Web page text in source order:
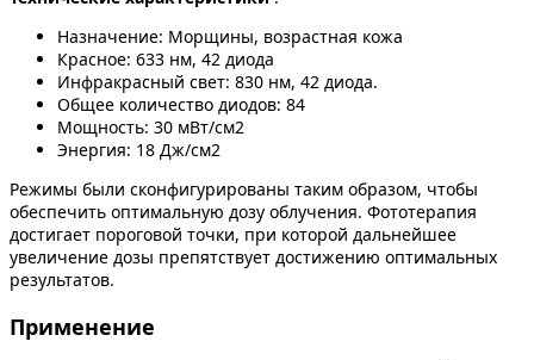
Назначение: Морщины, возрастная кожа
Красное: 633 нм, 42 диода
Инфракрасный свет: 830 нм, 42 диода.
Общее количество диодов: 84
Мощность: 30 мВт/см2
Энергия: 18 Дж/см2
Режимы были сконфигурированы таким образом, чтобы
обеспечить оптимальную дозу облучения. Фототерапия
достигает пороговой точки, при которой дальнейшее
увеличение дозы препятствует достижению оптимальных
результатов.
Применение